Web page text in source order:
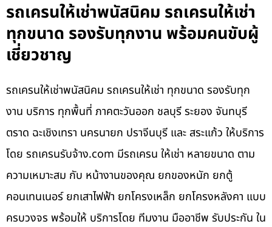
รถเครนให้เช่าพนัสนิคม รถเครนให้เช่า
ทุกขนาด รองรับทุกงาน พร้อมคนขับผู้
เชี่ยวชาญ
รถเครนให้เช่าพนัสนิคม รถเครนให้เช่า ทุกขนาด รองรับทุก
งาน บริการ ทุกพื้นที่ ภาคตะวันออก ชลบุรี ระยอง จันทบุรี
ตราด ฉะเชิงเทรา นครนายก ปราจีนบุรี และ สระแก้ว ให้บริการ
โดย รถเครนรับจ้าง.com มีรถเครน ให้เช่า หลายขนาด ตาม
ความเหมาะสม กับ หน้างานของคุณ ยกของหนัก ยกตู้
คอนเทนเนอร์ ยกเสาไฟฟ้า ยกโครงเหล็ก ยกโครงหลังคา แบบ
ครบวงจร พร้อมให้ บริการโดย ทีมงาน มืออาชีพ รับประกัน ใน